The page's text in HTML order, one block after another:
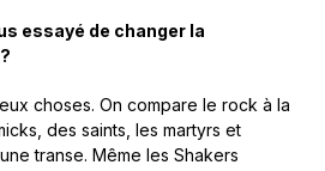
essayé de changer la
choses. On compare le rock à la
des saints, les martyrs et
transe. Même les Shakers